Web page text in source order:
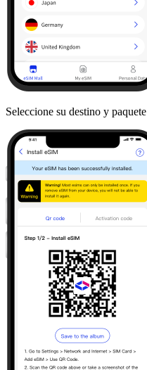
Seleccione su destino y paquete